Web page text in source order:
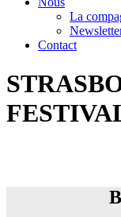
La
Contact